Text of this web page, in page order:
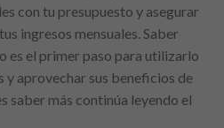
con tu presupuesto y asegurar
ingresos mensuales. Saber
es el primer paso para utilizarlo
y aprovechar sus beneficios de
saber más continúa leyendo el